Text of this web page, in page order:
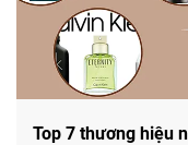
Top 7 thương hiệu